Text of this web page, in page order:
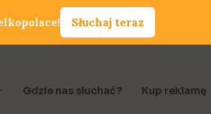
Gdzie nas słuchać? Kup reklamę
Słuchaj teraz